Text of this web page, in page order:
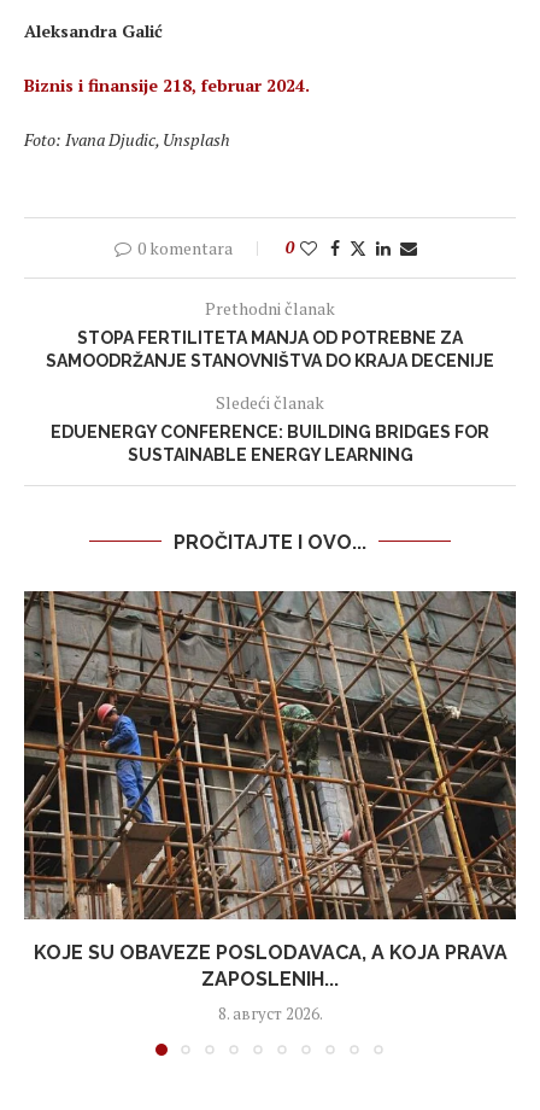
Aleksandra Galić
Biznis i finansije 218, februar 2024.
Foto: Ivana Djudic, Unsplash
0 komentara 0
Prethodni članak
STOPA FERTILITETA MANJA OD POTREBNE ZA
SAMOODRŽANJE STANOVNIŠTVA DO KRAJA DECENIJE
Sledeći članak
EDUENERGY CONFERENCE: BUILDING BRIDGES FOR
SUSTAINABLE ENERGY LEARNING
PROČITAJTE I OVO...
KOJE SU OBAVEZE POSLODAVACA, A KOJA PRAVA
ZAPOSLENIH...
8. август 2026.